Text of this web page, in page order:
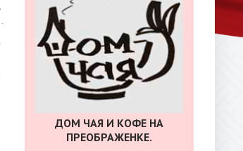
ДОМ ЧАЯ И КОФЕ НА
ПРЕОБРАЖЕНКЕ.